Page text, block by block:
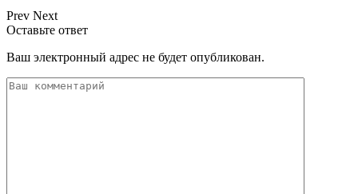
Prev Next
Оставьте ответ
Ваш электронный адрес не будет опубликован.